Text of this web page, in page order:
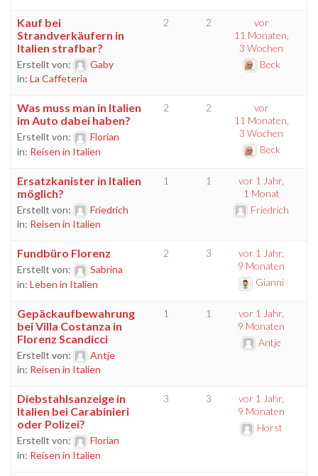
Kauf bei
Strandverkäufern in
Italien strafbar?
Erstellt von:
Gaby
in: La Caffeteria
2 2
vor
11 Monaten,
3 Wochen
Beck
Was muss man in Italien
im Auto dabei haben?
Erstellt von:
Florian
in: Reisen in Italien
2 2
vor
11 Monaten,
3 Wochen
Beck
Ersatzkanister in Italien
möglich?
Erstellt von:
Friedrich
in: Reisen in Italien
1 1
vor 1 Jahr,
1 Monat
Friedrich
Fundbüro Florenz
Erstellt von:
Sabrina
in: Leben in Italien
2 3
vor 1 Jahr,
9 Monaten
Gianni
Gepäckaufbewahrung
bei Villa Costanza in
Florenz Scandicci
Erstellt von:
Antje
in: Reisen in Italien
1 1
vor 1 Jahr,
9 Monaten
Antje
Diebstahlsanzeige in
Italien bei Carabinieri
oder Polizei?
Erstellt von:
Florian
in: Reisen in Italien
3 3
vor 1 Jahr,
9 Monaten
Horst